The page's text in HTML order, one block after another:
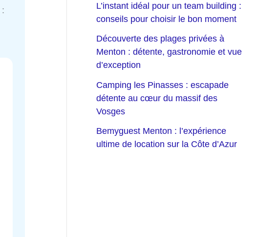
L’instant idéal pour un team building :
conseils pour choisir le bon moment
Découverte des plages privées à
Menton : détente, gastronomie et vue
d’exception
Camping les Pinasses : escapade
détente au cœur du massif des
Vosges
Bemyguest Menton : l’expérience
ultime de location sur la Côte d’Azur